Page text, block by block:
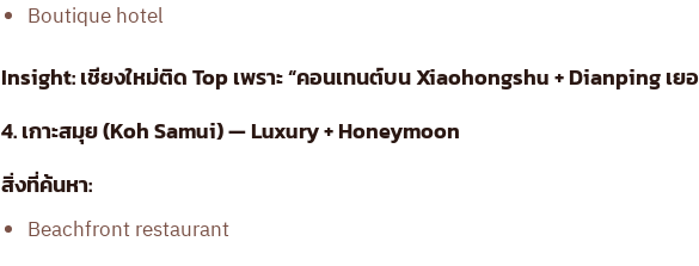
Boutique hotel
Insight: เชียงใหม่ติด Top เพราะ “คอนเทนต์บน Xiaohongshu + Dianping เยอ
4. เกาะสมุย (Koh Samui) — Luxury + Honeymoon
สิ่งที่ค้นหา:
Beachfront restaurant